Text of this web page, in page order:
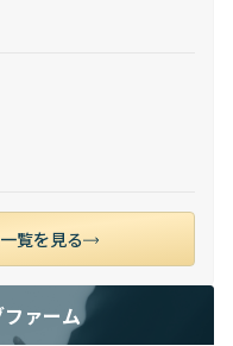
覧を見る
ァーム